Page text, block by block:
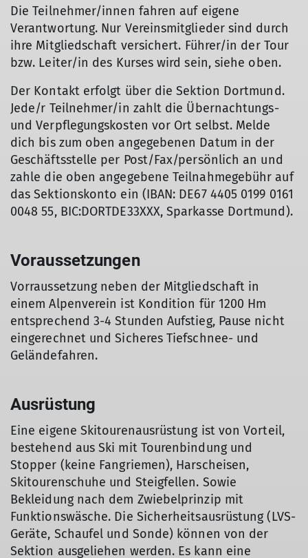
Die Teilnehmer/innen fahren auf eigene
Verantwortung. Nur Vereinsmitglieder sind durch
ihre Mitgliedschaft versichert. Führer/in der Tour
bzw. Leiter/in des Kurses wird sein, siehe oben.
Der Kontakt erfolgt über die Sektion Dortmund.
Jede/r Teilnehmer/in zahlt die Übernachtungs-
und Verpflegungskosten vor Ort selbst. Melde
dich bis zum oben angegebenen Datum in der
Geschäftsstelle per Post/Fax/persönlich an und
zahle die oben angegebene Teilnahmegebühr auf
das Sektionskonto ein (IBAN: DE67 4405 0199 0161
0048 55, BIC:DORTDE33XXX, Sparkasse Dortmund).
Voraussetzungen
Vorraussetzung neben der Mitgliedschaft in
einem Alpenverein ist Kondition für 1200 Hm
entsprechend 3-4 Stunden Aufstieg, Pause nicht
eingerechnet und Sicheres Tiefschnee- und
Geländefahren.
Ausrüstung
Eine eigene Skitourenausrüstung ist von Vorteil,
bestehend aus Ski mit Tourenbindung und
Stopper (keine Fangriemen), Harscheisen,
Skitourenschuhe und Steigfellen. Sowie
Bekleidung nach dem Zwiebelprinzip mit
Funktionswäsche. Die Sicherheitsausrüstung (LVS-
Geräte, Schaufel und Sonde) können von der
Sektion ausgeliehen werden. Es kann eine